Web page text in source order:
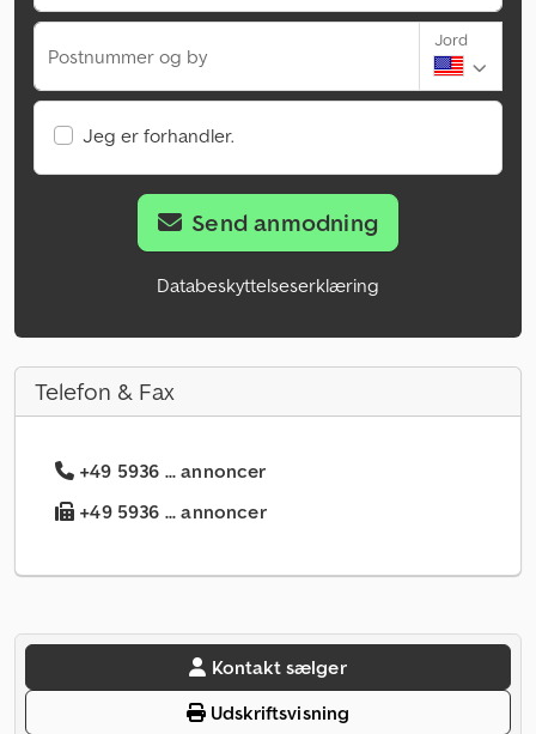
Postnummer og by
Jord
Jeg er forhandler.
Send anmodning
Databeskyttelseserklæring
Telefon & Fax
+49 5936 ... annoncer
+49 5936 ... annoncer
Kontakt sælger
Udskriftsvisning